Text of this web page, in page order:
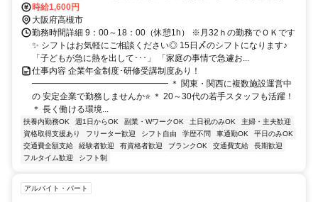
線路沿いにある施設です
時給1,600円
大阪府高槻市
勤務時間詳細 9：00～18：00（休憩1h） ※月32ｈの勤務でＯＫです
✨ シフトはお気軽にご相談ください◎ 15日〆のシフトになります♪
「子どもが急に熱を出して･･･」 「家庭の事情で急遽お...
仕事内容 企業年金制度･研修受講制度あり！
━━━━━━━━━━━━━━━━ ＊ 関東・関西に複数施設運営中
の 安定企業で勤務しませんか⭐ ＊ 20～30代の若手スタッフも活躍！
＊ 長く働ける環境...
扶養内勤務OK 週1日からOK 副業・WワークOK 土日祝のみOK
主婦・主夫歓迎
資格取得支援あり
フリーター歓迎 シフト自由 学歴不問 車通勤OK
平日のみOK
交通費全額支給
経験者歓迎 有資格者歓迎 ブランクOK 交通費支給
長期歓迎
フルタイム歓迎
シフト制
アルバイト・パート